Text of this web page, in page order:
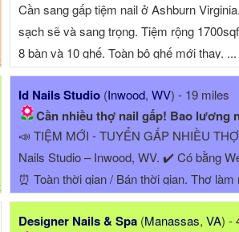
Cần sang gấp tiệm nail ở Ashburn
sạch sẽ và sang trọng. Tiệm rộng
8 bàn và 10 ghế. Toàn bộ ghế mới thay. ...
Id Nails Studio (Inwood, WV) - 19 miles
Cần nhiều thợ nail gấp! Bao lương nếu
📣 TIỆM MỚI - TUYỂN GẤP NHIỀU
Nails Studio – Inwood, WV. ✔️ Có bằng
⏰ Toàn thời gian / Bán thời gian. Thợ làm
pedicure, acrylic, gel, ...
Designer Nails & Spa (Manassas, VA) -